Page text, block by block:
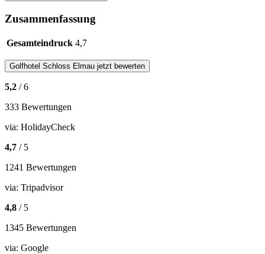
Zusammenfassung
Gesamteindruck 4,7
Golfhotel Schloss Elmau jetzt bewerten
5,2 / 6
333 Bewertungen
via: HolidayCheck
4,7 / 5
1241 Bewertungen
via: Tripadvisor
4,8 / 5
1345 Bewertungen
via: Google